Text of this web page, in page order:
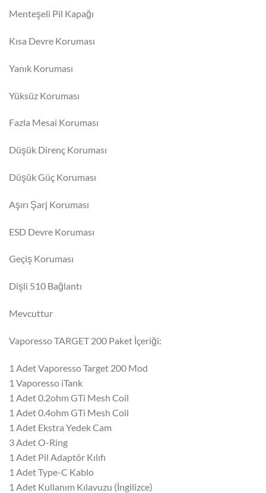
Menteşeli Pil Kapağı
Kısa Devre Koruması
Yanık Koruması
Yüksüz Koruması
Fazla Mesai Koruması
Düşük Direnç Koruması
Düşük Güç Koruması
Aşırı Şarj Koruması
ESD Devre Koruması
Geçiş Koruması
Dişli 510 Bağlantı
Mevcuttur
Vaporesso TARGET 200 Paket İçeriği:
1 Adet Vaporesso Target 200 Mod
1 Vaporesso iTank
1 Adet 0.2ohm GTi Mesh Coil
1 Adet 0.4ohm GTi Mesh Coil
1 Adet Ekstra Yedek Cam
3 Adet O-Ring
1 Adet Pil Adaptör Kılıfı
1 Adet Type-C Kablo
1 Adet Kullanım Kılavuzu (İngilizce)